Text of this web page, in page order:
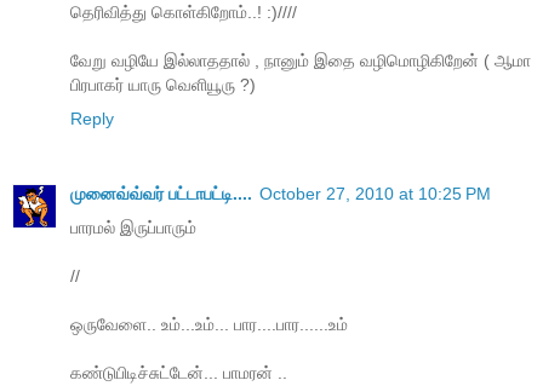
தெரிவித்து கொள்கிறோம்..! :)////
வேறு வழியே இல்லாததால் , நானும் இதை வழிமொழிகிறேன் ( ஆமா
பிரபாகர் யாரு வெளியூரு ?)
Reply
முனைவ்வ்வர் பட்டாபட்டி.... October 27, 2010 at 10:25 PM
பாரமல் இருப்பாரும்
//
ஒருவேளை.. உம்...உம்... பார....பார......உம்
கண்டுபிடிச்சுட்டேன்... பாமரன் ..